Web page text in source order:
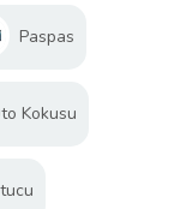
Paspas
Kokusu